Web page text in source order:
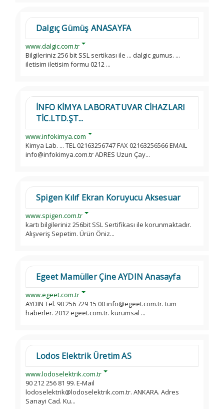
Dalgıç Gümüş ANASAYFA
www.dalgic.com.tr
Bilgileriniz 256 bit SSL sertikası ile ... dalgic gumus. ...
iletisim iletisim formu 0212 ...
İNFO KİMYA LABORATUVAR CİHAZLARI
TİC.LTD.ŞT...
www.infokimya.com
Kimya Lab. ... TEL 02163256747 FAX 02163256566 EMAIL
info@infokimya.com.tr ADRES Uzun Çay...
Spigen Kılıf Ekran Koruyucu Aksesuar
www.spigen.com.tr
kartı bilgileriniz 256bit SSL Sertifikası ile korunmaktadır.
Alışveriş Sepetim. Ürün Öniz...
Egeet Mamüller Çine AYDIN Anasayfa
www.egeet.com.tr
AYDIN Tel. 90 256 729 15 00 info@egeet.com.tr. tum
haberler. 2012 egeet.com.tr. kurumsal ...
Lodos Elektrik Üretim AS
www.lodoselektrik.com.tr
90 212 256 81 99. E-Mail
lodoselektrik@lodoselektrik.com.tr. ANKARA. Adres
Sanayi Cad. Ku...